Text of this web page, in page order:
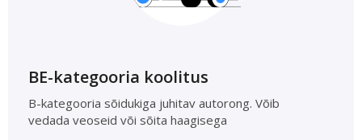
BE-kategooria koolitus
B-kategooria sõidukiga juhitav autorong. Võib
vedada veoseid või sõita haagisega